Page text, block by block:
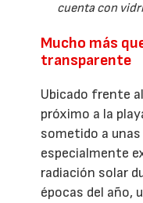
cuenta con
Mucho más
transparente
Ubicado frente
próximo a la
sometido a
especialmente
radiación solar
épocas del año,